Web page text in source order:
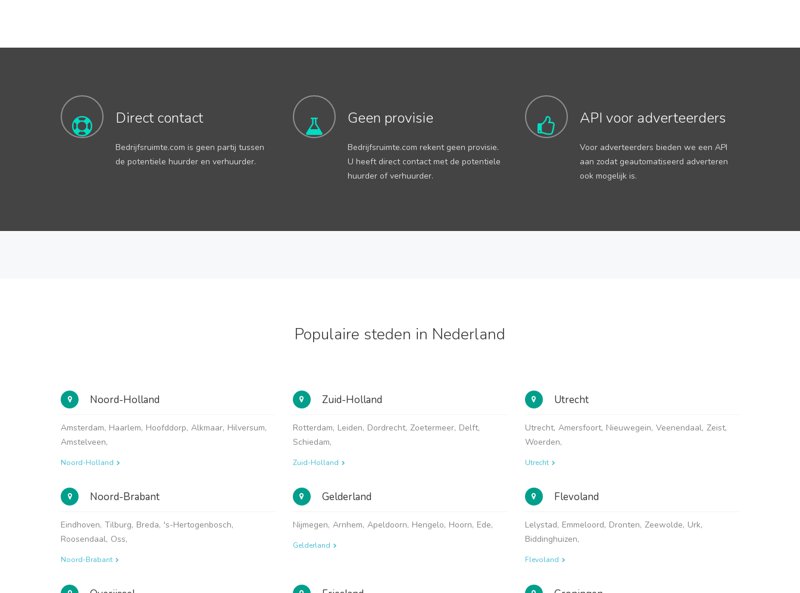
Direct contact
Bedrijfsruimte.com is geen partij tussen
de potentiele huurder en verhuurder.
Geen provisie
Bedrijfsruimte.com rekent geen provisie.
U heeft direct contact met de potentiele
huurder of verhuurder.
API voor adverteerders
Voor adverteerders bieden we een API
aan zodat geautomatiseerd adverteren
ook mogelijk is.
Populaire steden in Nederland
Noord-Holland
Amsterdam, Haarlem, Hoofddorp, Alkmaar, Hilversum,
Amstelveen,
Noord-Holland
Zuid-Holland
Rotterdam, Leiden, Dordrecht, Zoetermeer, Delft,
Schiedam,
Zuid-Holland
Utrecht
Utrecht, Amersfoort, Nieuwegein, Veenendaal, Zeist,
Woerden,
Utrecht
Noord-Brabant
Eindhoven, Tilburg, Breda, 's-Hertogenbosch,
Roosendaal, Oss,
Noord-Brabant
Gelderland
Nijmegen, Arnhem, Apeldoorn, Hengelo, Hoorn, Ede,
Gelderland
Flevoland
Lelystad, Emmeloord, Dronten, Zeewolde, Urk,
Biddinghuizen,
Flevoland